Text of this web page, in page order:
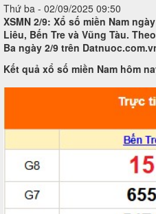
Thứ ba - 02/09/2025 09:50
XSMN 2/9: Xổ số miền Nam
Liêu, Bến Tre và Vũng Tàu.
Ba ngày 2/9 trên
Kết quả xổ số miền Nam hôm